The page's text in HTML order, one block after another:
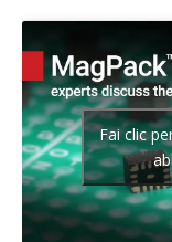
Fai clic